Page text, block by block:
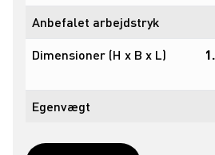
Anbefalet arbejdstryk
Dimensioner (H x B x L)
Egenvægt